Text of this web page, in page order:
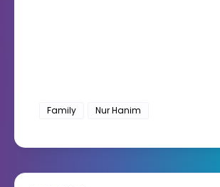
Family Nur Hanim